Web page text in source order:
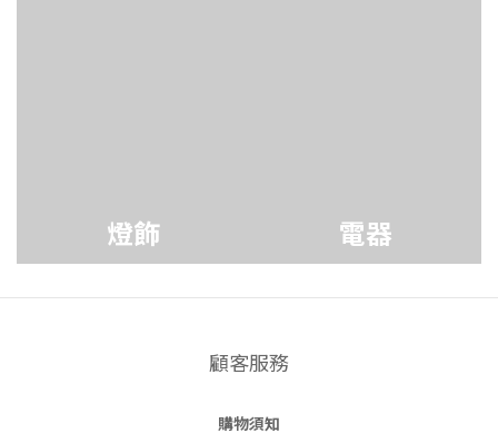
燈飾 電器
顧客服務
購物須知